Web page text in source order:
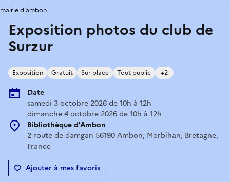
Exposition photos du club de
Surzur
Exposition Gratuit Sur place Tout public +2
Date
samedi 3 octobre 2026 de 10h à 12h
dimanche 4 octobre 2026 de 10h à 12h
Bibliothèque d'Ambon
2 route de damgan 56190 Ambon, Morbihan, Bretagne,
France
Ajouter à mes favoris
mairie d'ambon